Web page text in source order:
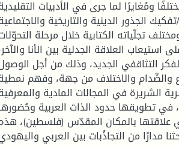
ومُغايرًا لما جرى في الأدبيات
الجذور الدينية والتاريخية
تجلّياته الكتابية خلال مرحلة
العلاقة الجدلية بين الأنا
التثاقفي الجديد، وذلك من أجل
والصِّدام والاختلاف من جهة، وفهم
الشريرة في المجالات المادية
في تطويقها حدود الذات العربية
علاقتها بالمكان المقدّس (فلسطين)،